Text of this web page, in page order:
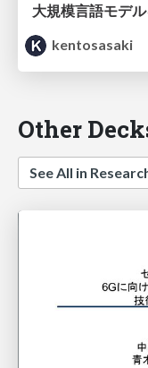
kentosasaki
Other
See All in